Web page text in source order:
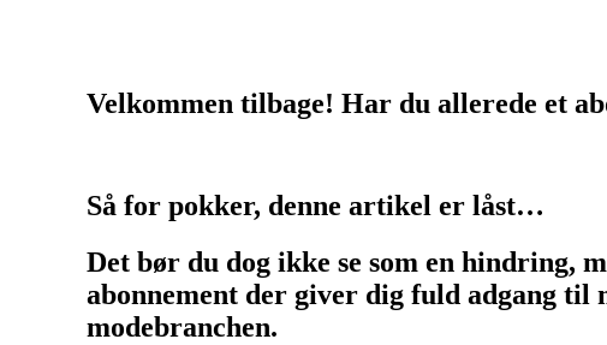
Velkommen tilbage! Har du allerede et
Så for pokker, denne artikel er låst…
Det bør du dog ikke se som en hindring,
abonnement der giver dig fuld adgang til
modebranchen.